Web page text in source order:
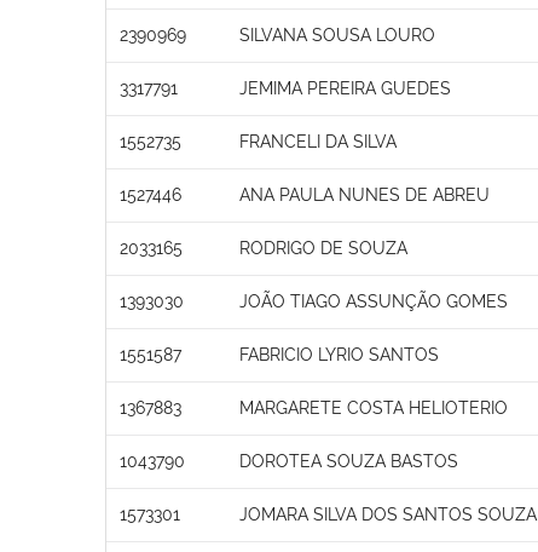
2390969 SILVANA SOUSA LOURO
3317791 JEMIMA PEREIRA GUEDES
1552735 FRANCELI DA SILVA
1527446 ANA PAULA NUNES DE ABREU
2033165 RODRIGO DE SOUZA
1393030 JOÃO TIAGO ASSUNÇÃO GOMES
1551587 FABRICIO LYRIO SANTOS
1367883 MARGARETE COSTA HELIOTERIO
1043790 DOROTEA SOUZA BASTOS
1573301 JOMARA SILVA DOS SANTOS SOUZA